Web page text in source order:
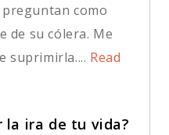
como
de su cólera. Me
suprimirla.... Read
la ira de tu vida?